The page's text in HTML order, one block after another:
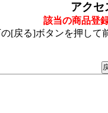
アクセ
該当の商品登
[戻る]ボタンを押して